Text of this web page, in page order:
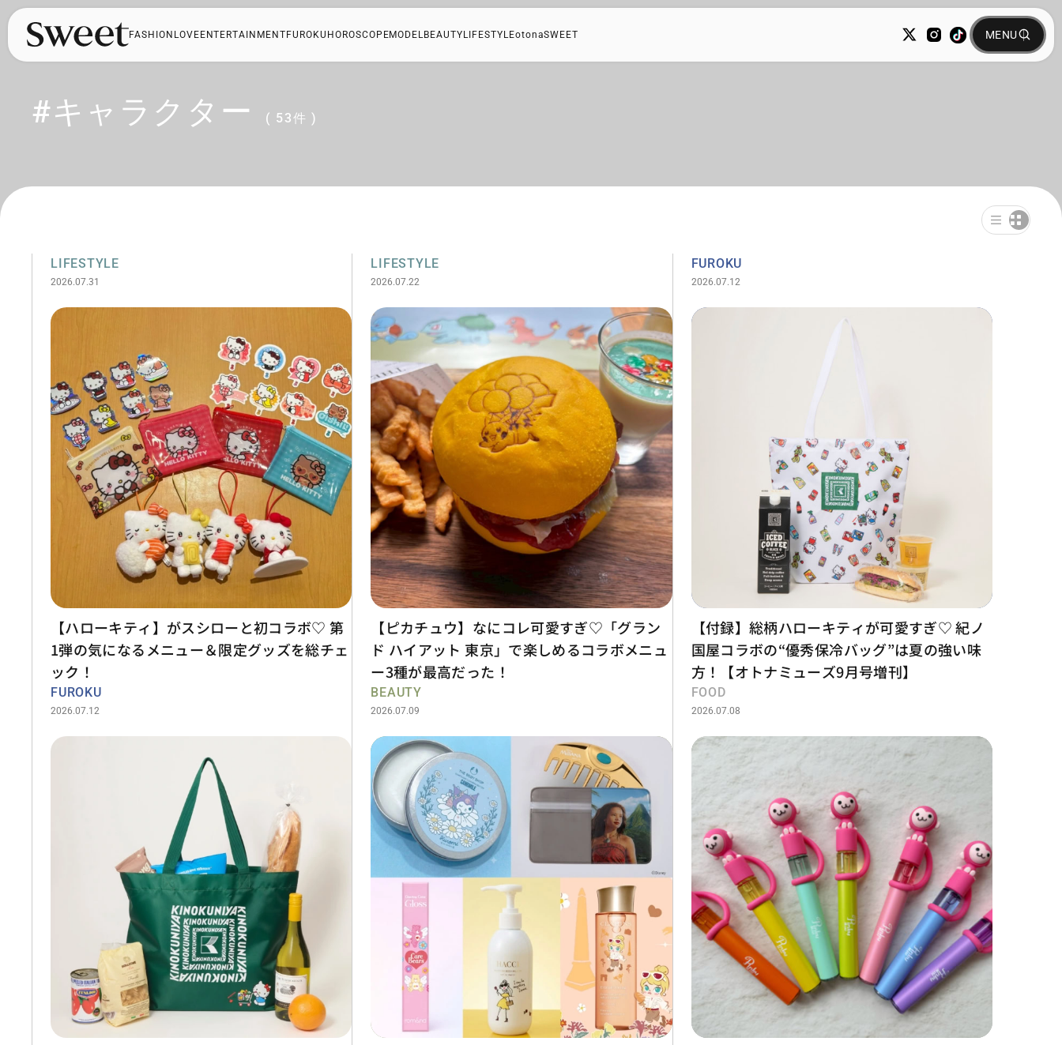
FASHION LOVE ENTERTAINMENT FUROKU HOROSCOPEMODELBEAUTY LIFESTYLEotonaSWEET
#キャラクター ( 53件 )
LIFESTYLE
2026.07.31
【ハローキティ】がスシローと初コラボ♡ 第
1弾の気になるメニュー＆限定グッズを総チェ
ック！
LIFESTYLE
2026.07.22
【ピカチュウ】なにコレ可愛すぎ♡「グラン
ド ハイアット 東京」で楽しめるコラボメニュ
ー3種が最高だった！
FUROKU
2026.07.12
【付録】総柄ハローキティが可愛すぎ♡ 紀ノ
国屋コラボの“優秀保冷バッグ”は夏の強い味
方！【オトナミューズ9月号増刊】
FUROKU
2026.07.12
BEAUTY
2026.07.09
FOOD
2026.07.08